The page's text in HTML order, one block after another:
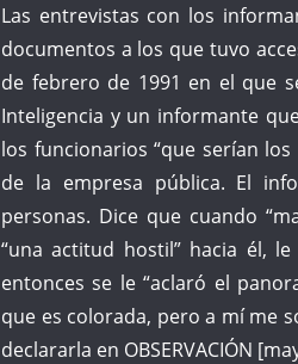
Las entrevistas con los
documentos a los que tuvo
de febrero de 1991 en el que
Inteligencia y un informante
los funcionarios “que serían
de la empresa pública. El
personas. Dice que cuando
“una actitud hostil” hacia él,
entonces se le “aclaró el
que es colorada, pero a mí me
declararla en OBSERVACIÓN